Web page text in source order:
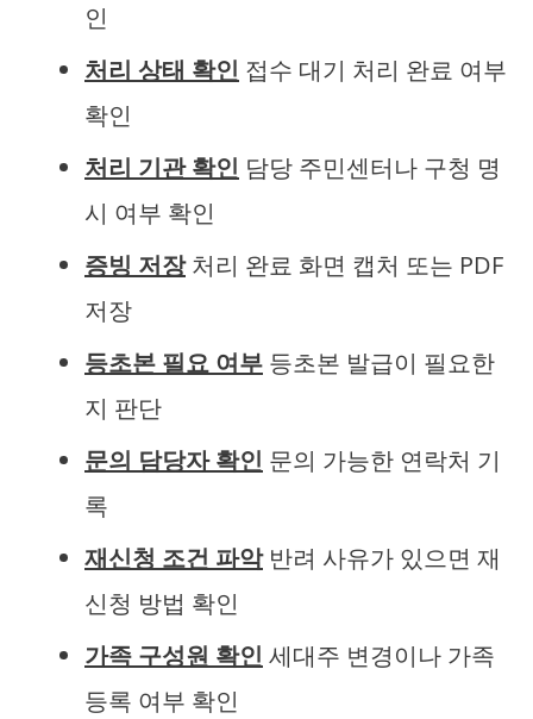
인
처리 상태 확인 접수 대기 처리 완료 여부
확인
처리 기관 확인 담당 주민센터나 구청 명
시 여부 확인
증빙 저장처리 완료 화면 캡처 또는 PDF
저장
등초본 필요 여부 등초본 발급이 필요한
지 판단
문의 담당자 확인 문의 가능한 연락처 기
록
재신청 조건 파악반려 사유가 있으면 재
신청 방법 확인
가족 구성원 확인 세대주 변경이나 가족
등록 여부 확인